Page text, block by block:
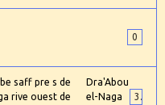
0
Dra'Abou
el-Naga
3